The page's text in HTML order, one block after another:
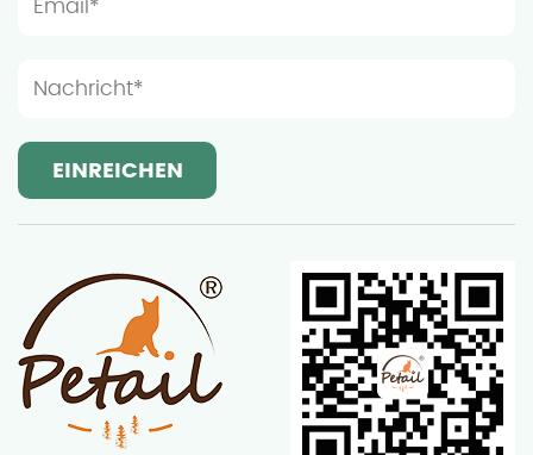
genug sein, um zu verhindern, dass die Möbel zu
der Katze auswirkt. Licht- und Lüftungsbedingungen
des Installationsortes von Holzkatzenmöbeln.
Obwohl Katzen eine ruhige Ruheumgebung
Belüftung dazu beitragen, die Möbel trocken und
sauber zu halten und damit ihre Lebensdauer zu
verlängern. Die Holzmöbel von Ningbo Sentian Pet
Supplies Co., Ltd., besteht aus hochwertigem
Massivholz und hat einen guten